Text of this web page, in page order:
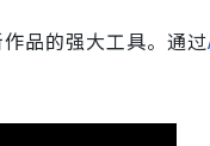
品的强大工具。通过